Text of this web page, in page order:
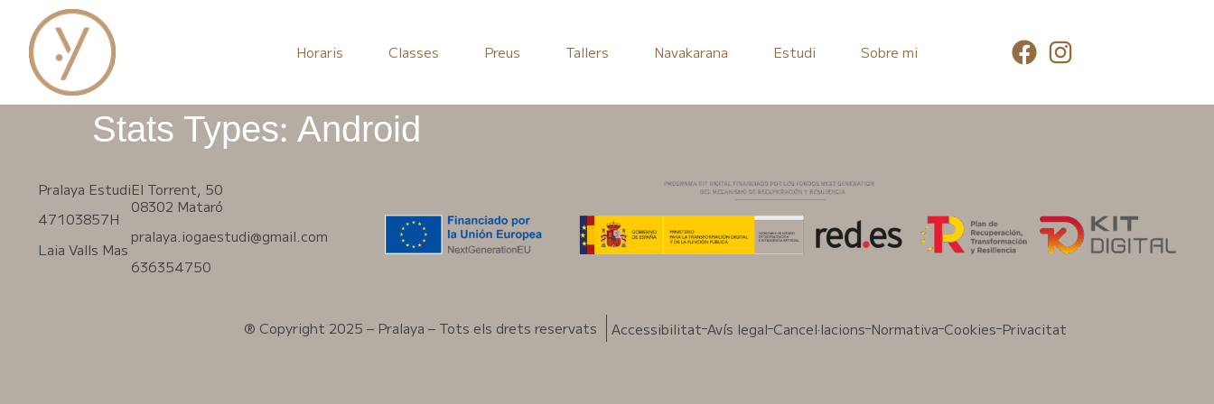
Horaris Classes Preus Tallers Navakarana Estudi Sobre mi
Stats Types:Android
Pralaya Estudi
47103857H
Laia Valls Mas
El Torrent, 50
08302 Mataró
pralaya.iogaestudi@gmail.com
636354750
® Copyright 2025 – Pralaya – Tots els drets reservats Accessibilitat Avís legal Cancel·lacions Normativa Cookies Privacitat